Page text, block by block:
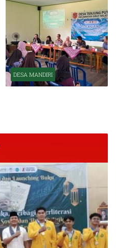
DESA MANDIRI